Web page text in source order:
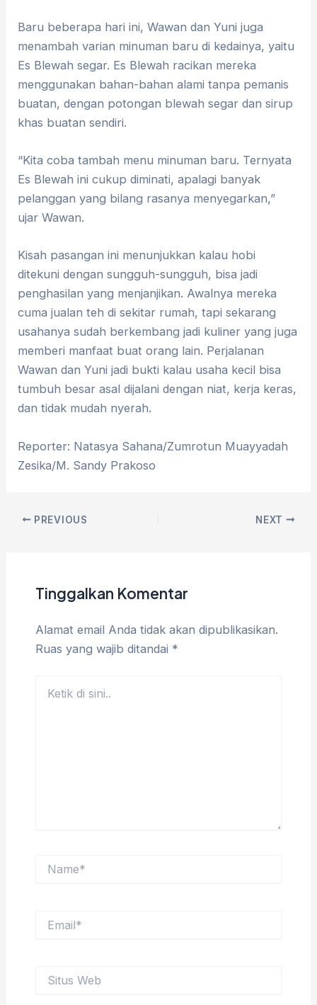
Baru beberapa hari ini, Wawan dan Yuni juga
menambah varian minuman baru di kedainya, yaitu
Es Blewah segar. Es Blewah racikan mereka
menggunakan bahan-bahan alami tanpa pemanis
buatan, dengan potongan blewah segar dan sirup
khas buatan sendiri.
“Kita coba tambah menu minuman baru. Ternyata
Es Blewah ini cukup diminati, apalagi banyak
pelanggan yang bilang rasanya menyegarkan,”
ujar Wawan.
Kisah pasangan ini menunjukkan kalau hobi
ditekuni dengan sungguh-sungguh, bisa jadi
penghasilan yang menjanjikan. Awalnya mereka
cuma jualan teh di sekitar rumah, tapi sekarang
usahanya sudah berkembang jadi kuliner yang juga
memberi manfaat buat orang lain. Perjalanan
Wawan dan Yuni jadi bukti kalau usaha kecil bisa
tumbuh besar asal dijalani dengan niat, kerja keras,
dan tidak mudah nyerah.
Reporter: Natasya Sahana/Zumrotun Muayyadah
Zesika/M. Sandy Prakoso
PREVIOUS NEXT
Tinggalkan Komentar
Alamat email Anda tidak akan dipublikasikan.
Ruas yang wajib ditandai *
Web